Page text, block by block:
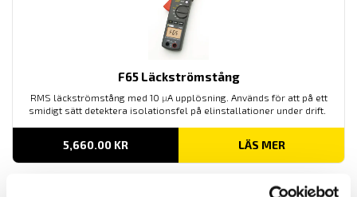
F65 Läckströmstång
RMS läckströmstång med 10 µA upplösning. Används för att på ett
smidigt sätt detektera isolationsfel på elinstallationer under drift.
5,660.00 KR LÄS MER